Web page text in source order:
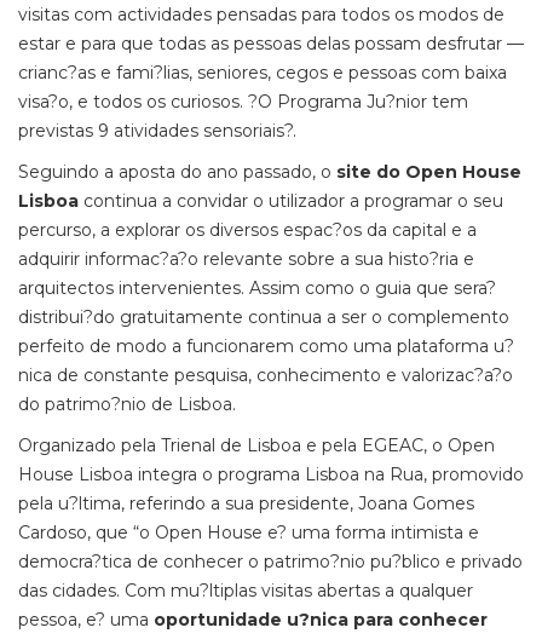
visitas com actividades pensadas para todos os modos de
estar e para que todas as pessoas delas possam desfrutar —
crianc?as e fami?lias, seniores, cegos e pessoas com baixa
visa?o, e todos os curiosos. ?O Programa Ju?nior tem
previstas 9 atividades sensoriais?.
Seguindo a aposta do ano passado, o site do Open House
Lisboa continua a convidar o utilizador a programar o seu
percurso, a explorar os diversos espac?os da capital e a
adquirir informac?a?o relevante sobre a sua histo?ria e
arquitectos intervenientes. Assim como o guia que sera?
distribui?do gratuitamente continua a ser o complemento
perfeito de modo a funcionarem como uma plataforma u?
nica de constante pesquisa, conhecimento e valorizac?a?o
do patrimo?nio de Lisboa.
Organizado pela Trienal de Lisboa e pela EGEAC, o Open
House Lisboa integra o programa Lisboa na Rua, promovido
pela u?ltima, referindo a sua presidente, Joana Gomes
Cardoso, que “o Open House e? uma forma intimista e
democra?tica de conhecer o patrimo?nio pu?blico e privado
das cidades. Com mu?ltiplas visitas abertas a qualquer
pessoa, e? uma oportunidade u?nica para conhecer